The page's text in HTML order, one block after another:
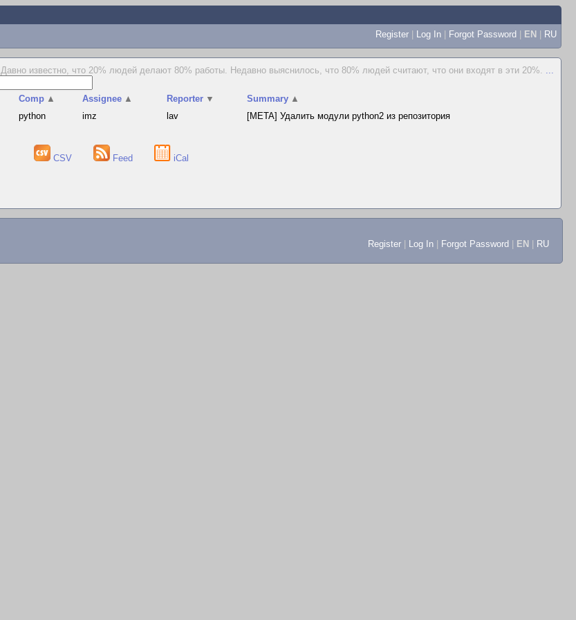
Register | Log In | Forgot Password | EN | RU
Давно известно, что 20% людей делают 80% работы. Недавно выяснилось, что 80% людей считают, что они входят в эти 20%. ...
Comp ▲ Assignee ▲ Reporter ▼ Summary ▲
python imz lav [META] Удалить модули python2 из репозитория
CSV Feed iCal
Register Log In Forgot Password EN RU